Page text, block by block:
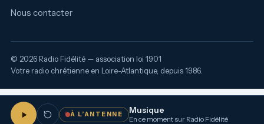
Nous contacter
© 2026 Radio Fidélité — association loi 1901
Votre radio chrétienne en Loire-Atlantique, depuis 1986.
À L’ANTENNE Musique
En ce moment sur Radio Fidélité